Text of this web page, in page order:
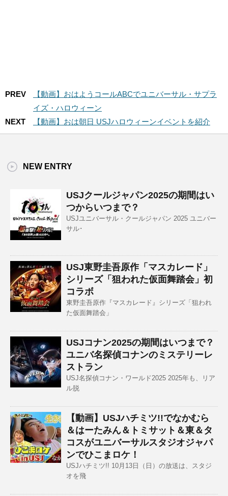
PREV
【動画】おはようコールABCでユニバーサル・サプラ
イズ・ハロウィーン
NEXT
【動画】おは朝日 USJハロウィーンイベントを紹介
NEW ENTRY
USJクールジャパン2025の期間はい
つからいつまで？
USJユニバーサル・クールジャパン 2025 ユニバー
サル･
USJ東野圭吾原作「マスカレード」
シリーズ「狙われた仮面舞踏会」初
コラボ
東野圭吾原作『マスカレード』シリーズ「狙われ
た仮面舞踏会」
USJコナン2025の期間はいつまで？
ユニバ名探偵コナンのミステリーレ
ストラン
USJ名探偵コナン・ワールド2025 2025年も、リア
ル脱
【動画】USJハチミツ!!でなかむら
＆はーたみん＆トミサット＆東＆タ
コスがユニバーサルスタジオジャパ
ンでひこまロケ！
USJハチミツ!! 10月13日（日）の放送は、スタジ
オを飛